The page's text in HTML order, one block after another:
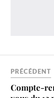
PRÉCÉDENT
Compte-